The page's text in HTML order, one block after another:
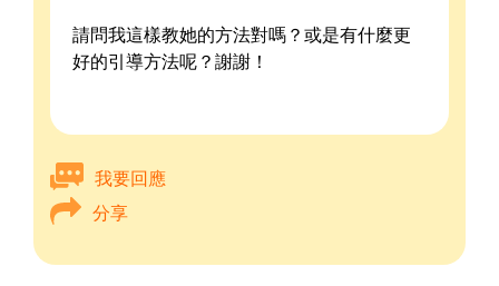
請問我這樣教她的方法對嗎？或是有什麼更
好的引導方法呢？謝謝！
我要回應
分享